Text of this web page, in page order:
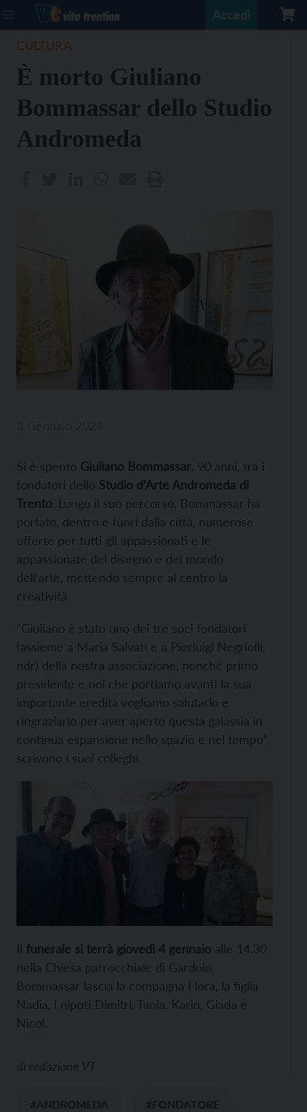
Accedi
È morto Giuliano
Bommassar dello Studio
Andromeda
Si è spento Giuliano Bommassar, 90 anni, tra i
fondatori dello Studio d’Arte Andromeda di
Trento. Lungo il suo percorso, Bommassar ha
portato, dentro e fuori dalla città, numerose
offerte per tutti gli appassionati e le
appassionate del disegno e del mondo
dell’arte, mettendo sempre al centro la
creatività.
“Giuliano è stato uno dei tre soci fondatori
(assieme a Maria Salvati e a Pierluigi Negriolli,
ndr) della nostra associazione, nonché primo
presidente e noi che portiamo avanti la sua
importante eredità vogliamo salutarlo e
ringraziarlo per aver aperto questa galassia in
continua espansione nello spazio e nel tempo”,
scrivono i suoi colleghi.
Il funerale si terrà giovedì 4 gennaio alle 14.30
nella Chiesa parrocchiale di Gardolo.
Bommassar lascia la compagna Flora, la figlia
Nadia, i nipoti Dimitri, Tania, Karin, Giada e
Nicol.
di redazione VT
#ANDROMEDA #FONDATORE